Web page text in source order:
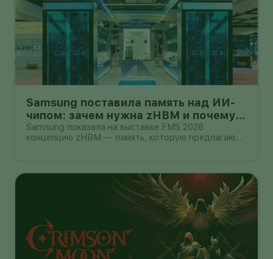
Samsung поставила память над ИИ-
чипом: зачем нужна zHBM и почему
это пока не смартфон
Samsung показала на выставке FMS 2026
концепцию zHBM — память, которую предлагают
восьмикратный прирост производительности
относительно HBM5,